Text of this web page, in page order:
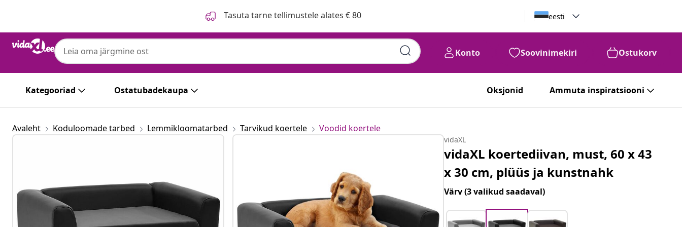
Tasuta tarne tellimustele alates € 80 eesti
Konto Soovinimekiri Ostukorv
Kategooriad Ostatubadekaupa Oksjonid Ammuta inspiratsiooni
Avaleht Koduloomade tarbed Lemmikloomatarbed Tarvikud koertele Voodid koertele
vidaXL
vidaXL koertediivan, must, 60 x 43
x 30 cm, plüüs ja kunstnahk
Värv(3 valikud saadaval)